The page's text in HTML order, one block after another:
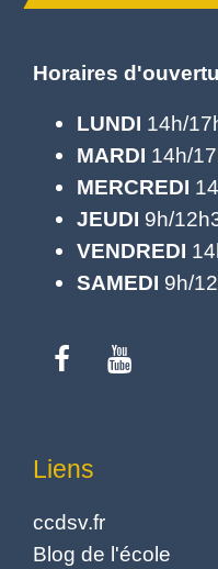
Horaires
LUNDI 14h/
MARDI 14h/
MERCREDI
JEUDI 9h/
VENDREDI
SAMEDI 9h/
Liens
ccdsv.fr
Blog de l'école